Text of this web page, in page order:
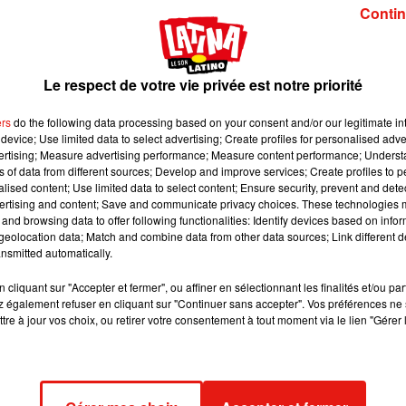
Sauvages » dans les jardins du château. La
ligne est obligatoire.
ZooSafari de Thoiry
un monde de la culture totalement à l’arrêt. Face à la crise
musées, aquariums etc.. sont actuellement fermés.
reprendre vie ; le ZooSafari de Thoiry. La partie à pied du zoo
au milieu des zèbres, des autruches et autres girafes,
de leurs véhicules et ne sont donc pas en contact les uns
Bercheny, la directrice du ZooSafari.
de Thoiry qui accueille une balade d’1,5 kilomètres baptisée
de métal et de soie illuminées. Elles représentent des animaux
qu’imaginaires.
6 ans et petite nouveauté, le public va se voir distribuer des
à claquer dès que besoin pour se nettoyer » précise Christelle
Le respect de votre vie privée est notre priorité
do the following data processing based on your consent and/or our legitimate
Use limited data to select advertising; Create profiles for personalised
Measure advertising performance; Measure content performance;
of data from different sources; Develop and improve services; Create profiles to
content; Use limited data to select content; Ensure security, prevent and
and content; Save and communicate privacy choices. These technologies
browsing data to offer following functionalities: Identify devices based on
data; Match and combine data from other data sources; Link different
automatically.
cliquant sur "Accepter et fermer", ou affiner en sélectionnant les finalités et/ou
également refuser en cliquant sur "Continuer sans accepter". Vos préférences
à jour vos choix, ou retirer votre consentement à tout moment via le lien